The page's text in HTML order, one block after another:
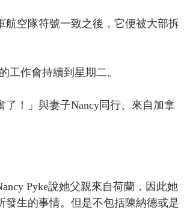
空隊符號一致之後，它便被大部拆
工作會持續到星期二。
了！」與妻子Nancy同行、來自加拿
Pyke說她父親來自荷蘭，因此她
生的事情。但是不包括陳納德或是